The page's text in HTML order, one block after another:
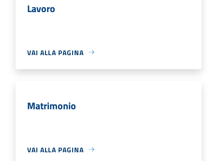
Lavoro
VAI ALLA PAGINA
Matrimonio
VAI ALLA PAGINA